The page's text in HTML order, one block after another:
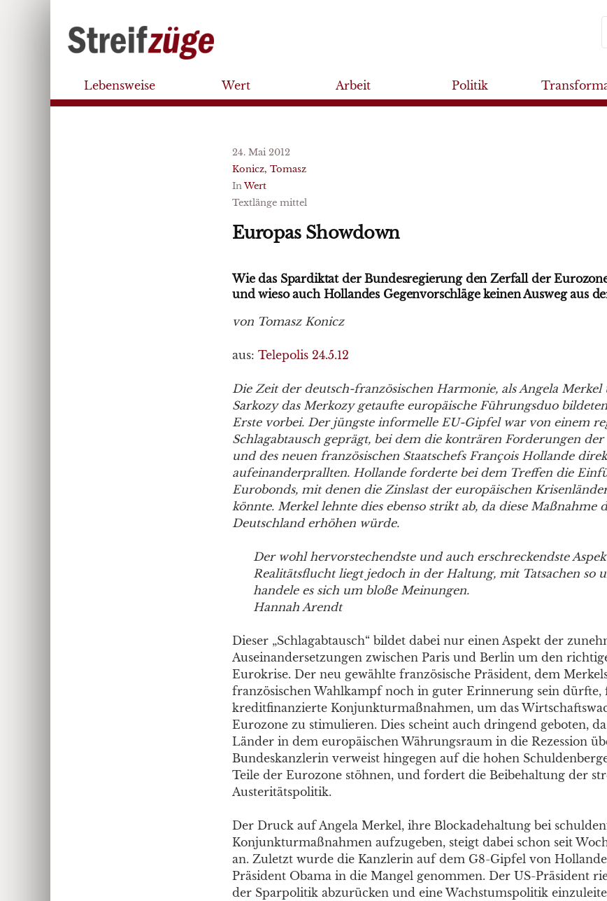
Lebensweise Wert Arbeit Politik
24. Mai 2012
Konicz, Tomasz
InWert
Textlänge mittel
Europas Showdown
Wie das Spardiktat der Bundesregierung den Zerfall der
und wieso auch Hollandes Gegenvorschläge keinen Ausweg aus
von Tomasz Konicz
aus: Telepolis 24.5.12
Die Zeit der deutsch-französischen Harmonie, als Angela Merkel
Sarkozy das Merkozy getaufte europäische Führungsduo
Erste vorbei. Der jüngste informelle EU-Gipfel war von einem
Schlagabtausch geprägt, bei dem die konträren Forderungen
und des neuen französischen Staatschefs François Hollande
aufeinanderprallten. Hollande forderte bei dem Treffen die
Eurobonds, mit denen die Zinslast der europäischen
könnte. Merkel lehnte dies ebenso strikt ab, da diese Maßnahme
Deutschland erhöhen würde.
Der wohl hervorstechendste und auch erschreckendste
Realitätsflucht liegt jedoch in der Haltung, mit Tatsachen so
handele es sich um bloße Meinungen.
Hannah Arendt
Dieser „Schlagabtausch“ bildet dabei nur einen Aspekt der
Auseinandersetzungen zwischen Paris und Berlin um den
Eurokrise. Der neu gewählte französische Präsident, dem
französischen Wahlkampf noch in guter Erinnerung sein
kreditfinanzierte Konjunkturmaßnahmen, um das
Eurozone zu stimulieren. Dies scheint auch dringend geboten,
Länder in dem europäischen Währungsraum in die Rezession
Bundeskanzlerin verweist hingegen auf die hohen
Teile der Eurozone stöhnen, und fordert die Beibehaltung der
Austeritätspolitik.
Der Druck auf Angela Merkel, ihre Blockadehaltung bei
Konjunkturmaßnahmen aufzugeben, steigt dabei schon seit
an. Zuletzt wurde die Kanzlerin auf dem G8-Gipfel von
Präsident Obama in die Mangel genommen. Der US-Präsident
der Sparpolitik abzurücken und eine Wachstumspolitik